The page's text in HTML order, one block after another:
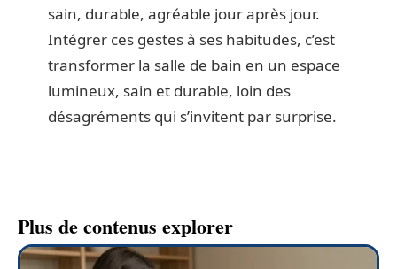
sain, durable, agréable jour après jour.
Intégrer ces gestes à ses habitudes, c’est
transformer la salle de bain en un espace
lumineux, sain et durable, loin des
désagréments qui s’invitent par surprise.
Plus de contenus explorer